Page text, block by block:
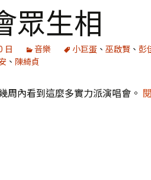
眾生相
日 音樂 小巨蛋 、 巫啟賢 、 彭
、 陳綺貞
內看到這麼多實力派演唱會。